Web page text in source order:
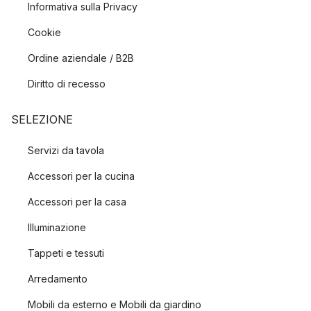
Informativa sulla Privacy
Cookie
Ordine aziendale / B2B
Diritto di recesso
SELEZIONE
Servizi da tavola
Accessori per la cucina
Accessori per la casa
Illuminazione
Tappeti e tessuti
Arredamento
Mobili da esterno e Mobili da giardino